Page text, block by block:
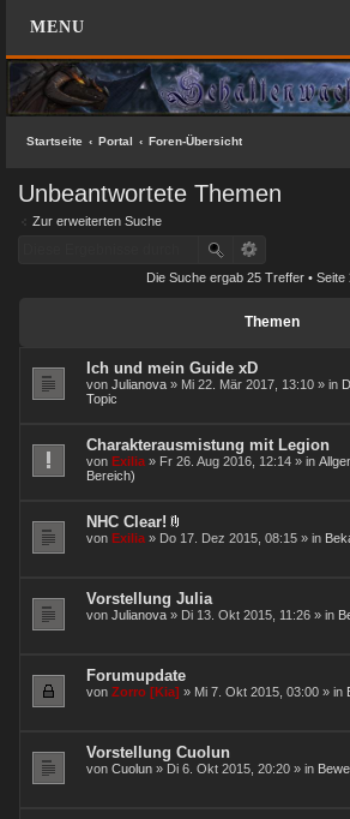
MENU
FOREN-ÜBERSICHT
Aktive Themen
ANMELDEN
KONTAKT
Startseite Portal Foren-Übersicht
Unbeantwortete Themen
Zur erweiterten Suche
Die Suche ergab 25 Treffer • Seite
Themen
Ich und mein Guide xD
von Julianova » Mi 22. Mär 2017, 13:10 » in
Topic
Charakterausmistung mit Legion
von Exilia » Fr 26. Aug 2016, 12:14 » in
Bereich)
NHC Clear!
D
i
a
n
g
von Exilia » Do 17. Dez 2015, 08:15 » in
Vorstellung Julia
von Julianova » Di 13. Okt 2015, 11:26 » in
Forumupdate
von Zorro [Kia] » Mi 7. Okt 2015, 03:00 » in
Vorstellung Cuolun
von Cuolun » Di 6. Okt 2015, 20:20 » in